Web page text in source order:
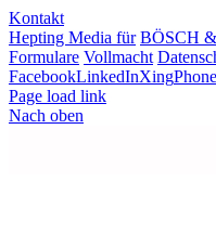
Kontakt
Hepting Media für BÖSCH
Formulare Vollmacht
FacebookLinkedInXingPhone
Page load link
Nach oben